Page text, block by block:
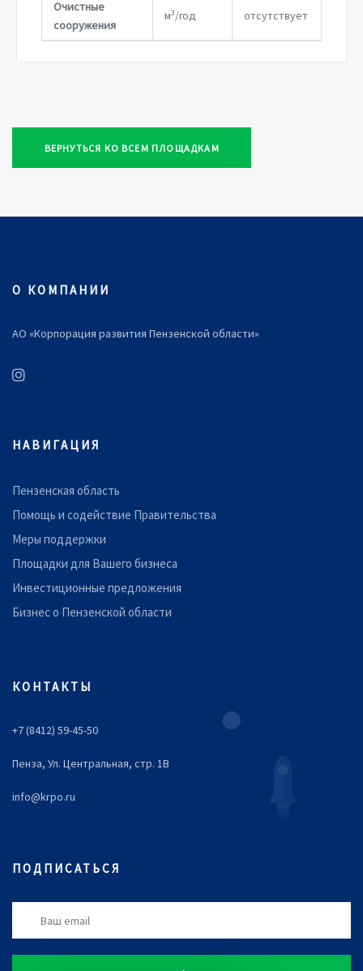
Очистные
сооружения
м3/год отсутствует
ВЕРНУТЬСЯ КО ВСЕМ ПЛОЩАДКАМ
О КОМПАНИИ
АО «Корпорация развития Пензенской области»
НАВИГАЦИЯ
Пензенская область
Помощь и содействие Правительства
Меры поддержки
Площадки для Вашего бизнеса
Инвестиционные предложения
Бизнес о Пензенской области
КОНТАКТЫ
+7 (8412) 59-45-50
Пенза, Ул. Центральная, стр. 1В
info@krpo.ru
ПОДПИСАТЬСЯ